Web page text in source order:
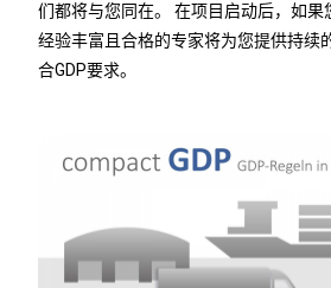
们都将与您同在。 在项目启动后，如果
经验丰富且合格的专家将为您提供持续
合GDP要求。